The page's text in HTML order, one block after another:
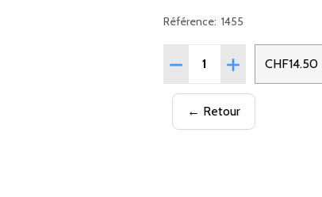
Référence: 1455
Quantité:
RÉDUIRE LA QUANTITÉ
AUGMENTER
CHF14.50
← Retour